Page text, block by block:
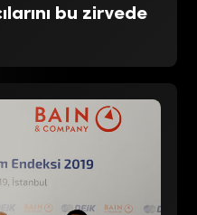
bu zirvede